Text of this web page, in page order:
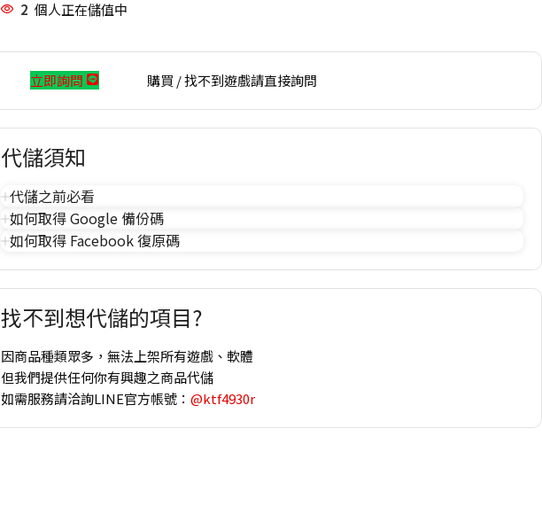
2 個人正在儲值中
立即詢問 購買 / 找不到遊戲請直接詢問
代儲須知
代儲之前必看
如何取得 Google 備份碼
如何取得 Facebook 復原碼
找不到想代儲的項目?
因商品種類眾多，無法上架所有遊戲、軟體
但我們提供任何你有興趣之商品代儲
如需服務請洽詢LINE官方帳號： @ktf4930r